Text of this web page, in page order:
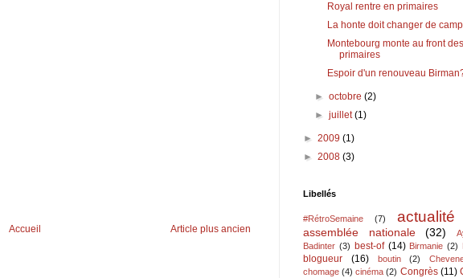
Article plus ancien
Accueil
Royal rentre en primaires
La honte doit changer de camp
Montebourg monte au front des
primaires
Espoir d'un renouveau
►octobre(2)
►juillet(1)
► 2009 (1)
► 2008 (3)
Libellés
#RétroSemaine (7) actualité
assemblée nationale (32)
Badinter (3) best-of (14) Birmanie (2)
blogueur (16) boutin (2)
chomage (4) cinéma (2) Congrès (11)